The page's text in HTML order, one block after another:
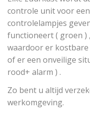
controle unit voor
controlelampjes
functioneert ( groen )
waardoor er
of er een onveilige
rood+ alarm ) .
Zo bent u altijd
werkomgeving.